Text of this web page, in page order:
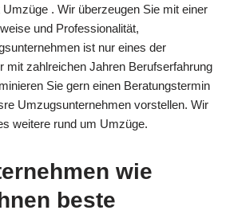
. Wir überzeugen Sie mit einer
und Professionalität,
ist nur eines der
mit zahlreichen Jahren Berufserfahrung
Sie gern einen Beratungstermin
Umzugsunternehmen vorstellen. Wir
weitere rund um Umzüge.
wie
beste